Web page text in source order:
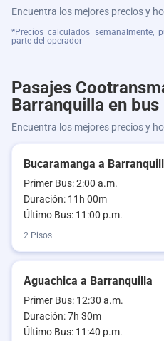
Encuentra los mejores precios y
*Precios calculados semanalmente,
parte del operador
Pasajes
Barranquilla en bus
Encuentra los mejores precios y
Bucaramanga a
Primer Bus: 2:00 a.m.
Duración: 11h 00m
Último Bus: 11:00 p.m.
2 Pisos
Aguachica a Barranquilla
Primer Bus: 12:30 a.m.
Duración: 7h 30m
Último Bus: 11:40 p.m.